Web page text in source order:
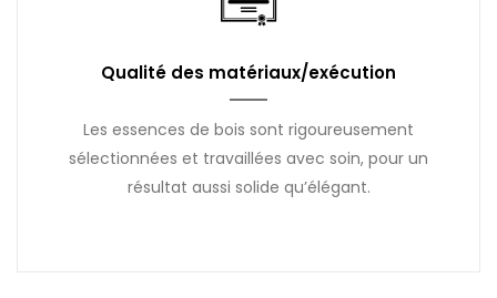
Qualité des matériaux/exécution
Les essences de bois sont rigoureusement
sélectionnées et travaillées avec soin, pour un
résultat aussi solide qu’élégant.